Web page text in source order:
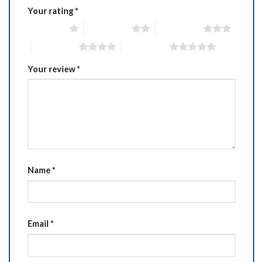
Your rating*
Your review*
Name*
Email *